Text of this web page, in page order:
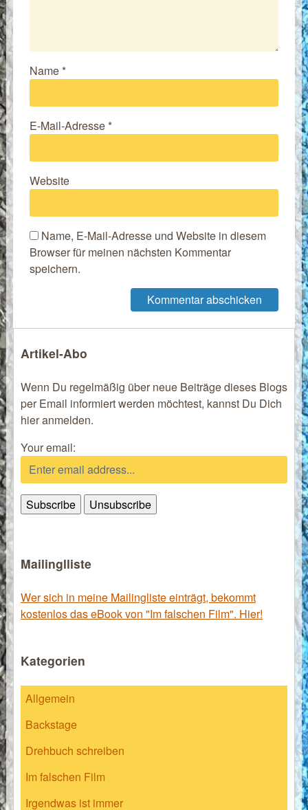
Name*
E-Mail-Adresse*
Website
Name, E-Mail-Adresse und Website in diesem
Browser für meinen nächsten Kommentar
speichern.
Artikel-Abo
Wenn Du regelmäßig über neue Beiträge dieses Blogs
per Email informiert werden möchtest, kannst Du Dich
hier anmelden.
Your email:
Mailinglliste
Wer sich in meine Mailingliste einträgt, bekommt
kostenlos das eBook von "Im falschen Film". Hier!
Kategorien
Allgemein
Backstage
Drehbuch schreiben
Im falschen Film
Irgendwas ist immer